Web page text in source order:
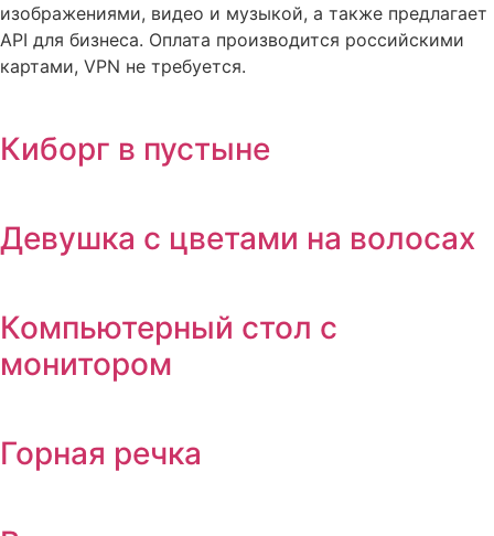
изображениями, видео и музыкой, а также предлагает
API для бизнеса. Оплата производится российскими
картами, VPN не требуется.
Киборг в пустыне
Девушка с цветами на волосах
Компьютерный стол с
монитором
Горная речка